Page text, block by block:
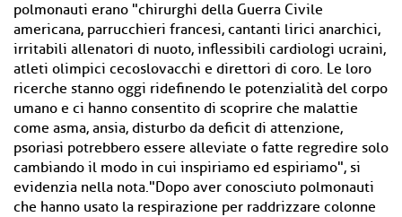
polmonauti erano "chirurghi della Guerra Civile
americana, parrucchieri francesi, cantanti lirici anarchici,
irritabili allenatori di nuoto, inflessibili cardiologi ucraini,
atleti olimpici cecoslovacchi e direttori di coro. Le loro
ricerche stanno oggi ridefinendo le potenzialità del corpo
umano e ci hanno consentito di scoprire che malattie
come asma, ansia, disturbo da deficit di attenzione,
psoriasi potrebbero essere alleviate o fatte regredire solo
cambiando il modo in cui inspiriamo ed espiriamo", si
evidenzia nella nota."Dopo aver conosciuto polmonauti
che hanno usato la respirazione per raddrizzare colonne